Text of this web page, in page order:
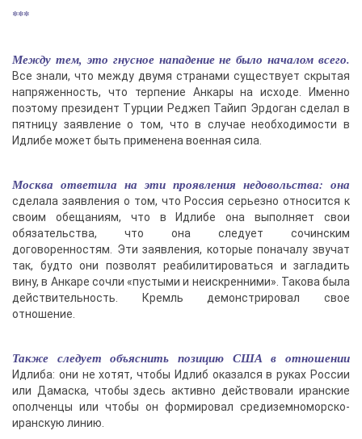
***
Между тем, это гнусное нападение не было началом всего.
Все знали, что между двумя странами существует скрытая
напряженность, что терпение Анкары на исходе. Именно
поэтому президент Турции Реджеп Тайип Эрдоган сделал в
пятницу заявление о том, что в случае необходимости в
Идлибе может быть применена военная сила.
Москва ответила на эти проявления недовольства: она
сделала заявления о том, что Россия серьезно относится к
своим обещаниям, что в Идлибе она выполняет свои
обязательства, что она следует сочинским
договоренностям. Эти заявления, которые поначалу звучат
так, будто они позволят реабилитироваться и загладить
вину, в Анкаре сочли «пустыми и неискренними». Такова была
действительность. Кремль демонстрировал свое
отношение.
Также следует объяснить позицию США в отношении
Идлиба: они не хотят, чтобы Идлиб оказался в руках России
или Дамаска, чтобы здесь активно действовали иранские
ополченцы или чтобы он формировал средиземноморско-
иранскую линию.